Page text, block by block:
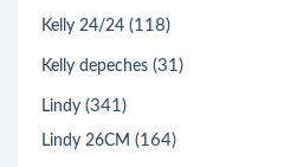
Kelly 24/24 (118)
Kelly depeches (31)
Lindy (341)
Lindy 26CM (164)